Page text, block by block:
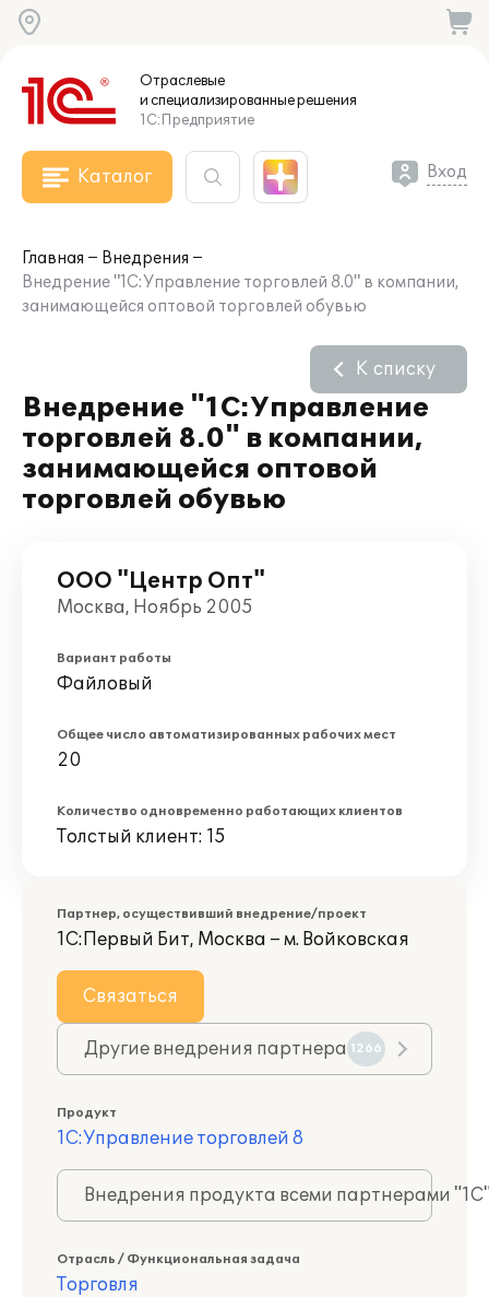
Отраслевые
и специализированныерешения
1С:Предприятие
Каталог Вход
Главная
Внедрения
Внедрение "1С:Управление торговлей 8.0" в компании,
занимающейся оптовой торговлей обувью
Внедрение "1С:Управление
торговлей 8.0" в компании,
занимающейся оптовой
торговлей обувью
К списку
ООО "Центр Опт"
Москва, Ноябрь 2005
Вариант работы
Файловый
Общее число автоматизированных рабочих мест
20
Количество одновременно работающих клиентов
Толстый клиент: 15
Партнер, осуществивший внедрение/проект
1С:Первый Бит, Москва – м. Войковская
Связаться
Другие внедрения партнера 1266
Продукт
1С:Управление торговлей 8
Внедрения продукта всеми партнерами
Отрасль / Функциональная задача
Торговля